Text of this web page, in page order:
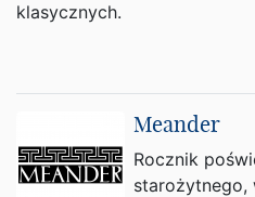
klasycznych.
Meander
Rocznik
starożytnego,